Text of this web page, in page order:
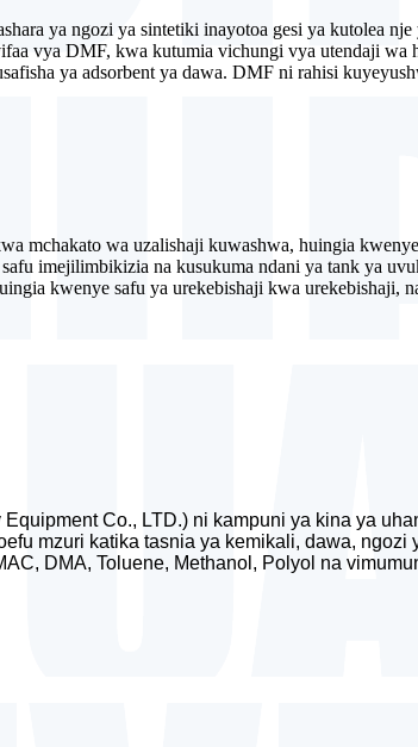
ya ngozi ya sintetiki inayotoa gesi ya kutolea
vya DMF, kwa kutumia vichungi vya utendaji
ya adsorbent ya dawa. DMF ni rahisi
mchakato wa uzalishaji kuwashwa, huingia
imejilimbikizia na kusukuma ndani ya tank ya
kwenye safu ya urekebishaji kwa urekebishaji,
Co., LTD.) ni kampuni ya kina ya
mzuri katika tasnia ya kemikali, dawa,
DMA, Toluene, Methanol, Polyol na